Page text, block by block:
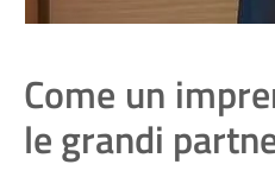
Come un
le grandi